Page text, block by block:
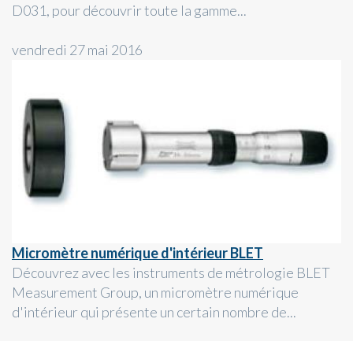
D031, pour découvrir toute la gamme...
vendredi 27 mai 2016
Micromètre numérique d'intérieur BLET
Découvrez avec les instruments de métrologie BLET
Measurement Group, un micromètre numérique
d'intérieur qui présente un certain nombre de...